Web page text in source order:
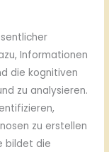
Informationen
die kognitiven
zu analysieren.
zu erstellen
bildet die